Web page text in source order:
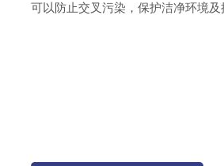
可以防止交叉污染，保护洁净环境及